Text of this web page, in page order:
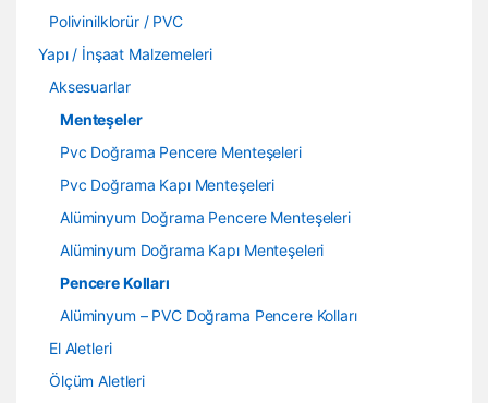
Polivinilklorür / PVC
Yapı / İnşaat Malzemeleri
Aksesuarlar
Menteşeler
Pvc Doğrama Pencere Menteşeleri
Pvc Doğrama Kapı Menteşeleri
Alüminyum Doğrama Pencere Menteşeleri
Alüminyum Doğrama Kapı Menteşeleri
Pencere Kolları
Alüminyum – PVC Doğrama Pencere Kolları
El Aletleri
Ölçüm Aletleri